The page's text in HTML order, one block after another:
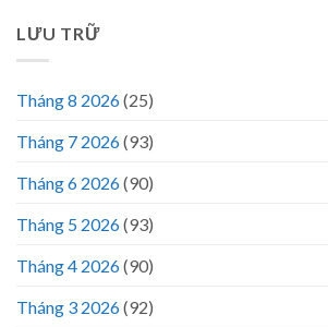
LƯU TRỮ
Tháng 8 2026(25)
Tháng 7 2026(93)
Tháng 6 2026(90)
Tháng 5 2026(93)
Tháng 4 2026(90)
Tháng 3 2026(92)